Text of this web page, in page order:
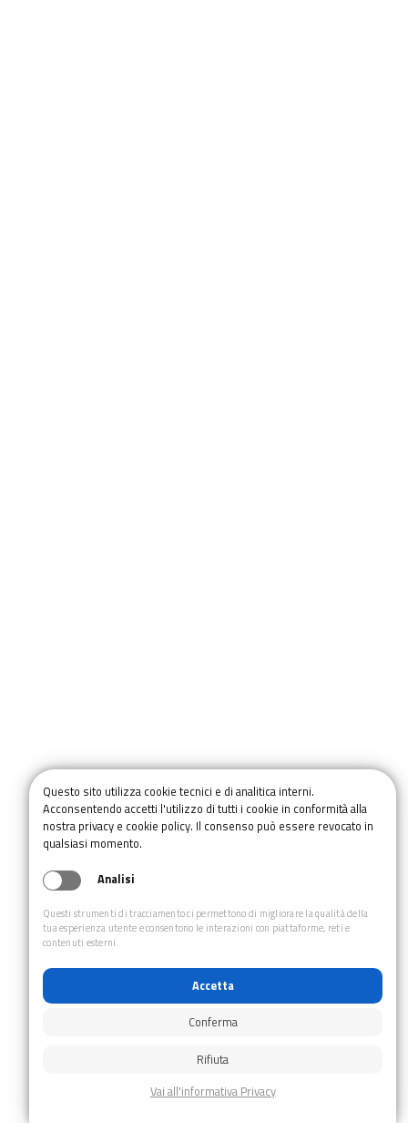
MTB La Strada dei Cannoni Val
Questo sito utilizza cookie tecnici e di analitica interni.
Acconsentendo accetti l'utilizzo di tutti i cookie in conformità alla
nostra privacy e cookie policy. Il consenso può essere revocato in
qualsiasi momento.
Analisi
Questi strumenti di tracciamento ci permettono di migliorare la qualità della
tua esperienza utente e consentono le interazioni con piattaforme, reti e
contenuti esterni.
Accetta
Conferma
Rifiuta